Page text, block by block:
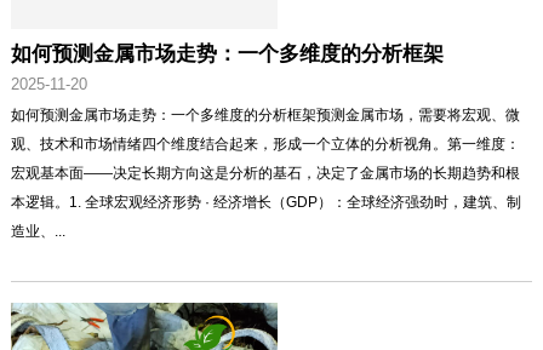
如何预测金属市场走势：一个多维度的分析框架
2025-11-20
如何预测金属市场走势：一个多维度的分析框架预测金属市场，需要将宏观、微
观、技术和市场情绪四个维度结合起来，形成一个立体的分析视角。第一维度：
宏观基本面——决定长期方向这是分析的基石，决定了金属市场的长期趋势和根
本逻辑。1. 全球宏观经济形势 · 经济增长（GDP）：全球经济强劲时，建筑、制
造业、...